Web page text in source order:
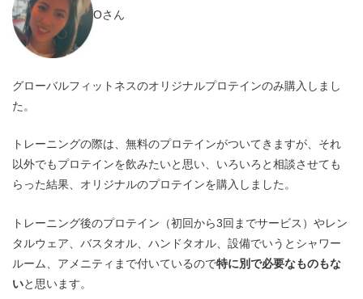
Oさん
グローバルフィットネスのオリジナルプロテインのみ購入しまし
た。
トレーニングの際は、無料のプロテインがついてきますが、それ
以外でもプロテインを飲みたいと思い、いろいろと相談させても
らった結果、オリジナルのプロテインを購入しました。
トレーニング後のプロテイン（初回から3回までサービス）やレン
タルウェア、バスタオル、ハンドタオル、設備でいうとシャワー
ルーム、アメニティまで付いているので特に別で必要なものもな
いと思います。